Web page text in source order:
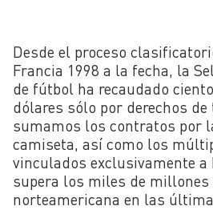
Desde el proceso
Francia 1998 a la fecha, la
de fútbol ha recaudado
dólares sólo por derechos de
sumamos los contratos por
camiseta, así como los
vinculados exclusivamente a
supera los miles de millones
norteamericana en las